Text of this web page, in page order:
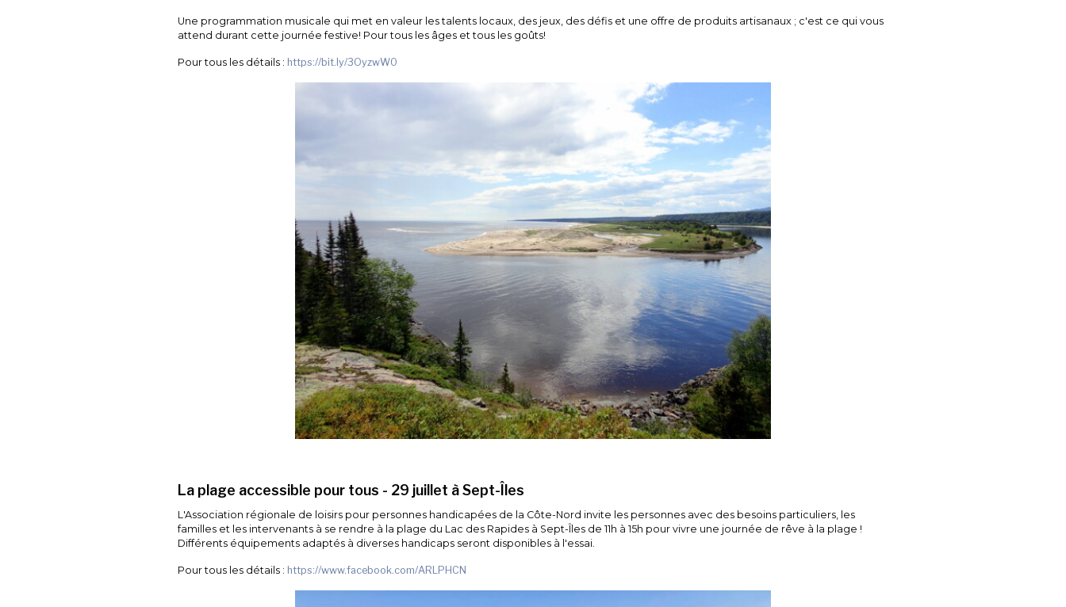
Une programmation musicale qui met en valeur les talents locaux, des jeux, des défis et une offre de produits artisanaux ; c'est ce qui vous
attend durant cette journée festive! Pour tous les âges et tous les goûts!
Pour tous les détails : https://bit.ly/3OyzwW0
La plage accessible pour tous - 29 juillet à Sept-Îles
L'Association régionale de loisirs pour personnes handicapées de la Côte-Nord invite les personnes avec des besoins particuliers, les
familles et les intervenants à se rendre à la plage du Lac des Rapides à Sept-Îles de 11h à 15h pour vivre une journée de rêve à la plage !
Différents équipements adaptés à diverses handicaps seront disponibles à l'essai.
Pour tous les détails : https://www.facebook.com/ARLPHCN